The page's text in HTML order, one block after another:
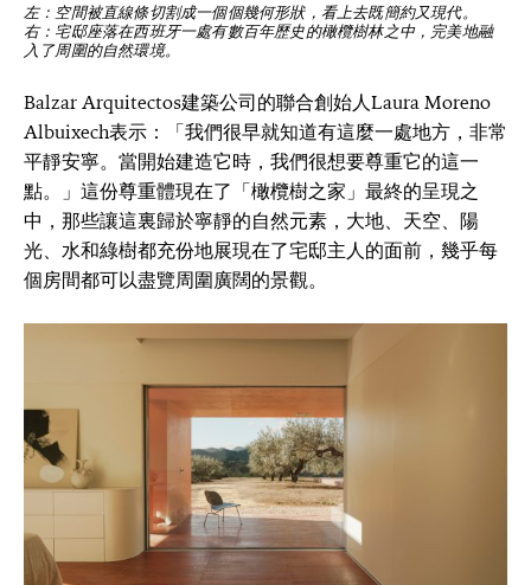
左：空間被直線條切割成一個個幾何形狀，看上去既簡約又現代。
右：宅邸座落在西班牙一處有數百年歷史的橄欖樹林之中，完美地融
入了周圍的自然環境。
Balzar Arquitectos建築公司的聯合創始人Laura Moreno
Albuixech表示：「我們很早就知道有這麼一處地方，非常
平靜安寧。當開始建造它時，我們很想要尊重它的這一
點。」這份尊重體現在了「橄欖樹之家」最終的呈現之
中，那些讓這裏歸於寧靜的自然元素，大地、天空、陽
光、水和綠樹都充份地展現在了宅邸主人的面前，幾乎每
個房間都可以盡覽周圍廣闊的景觀。